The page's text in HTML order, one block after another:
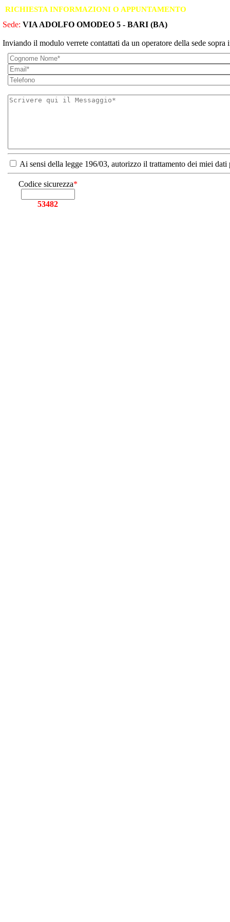
RICHIESTA INFORMAZIONI O APPUNTAMENTO
Sede: VIA ADOLFO OMODEO 5 - BARI (BA)
Inviando il modulo verrete contattati da un operatore della sede sopra
Ai sensi della legge 196/03, autorizzo il trattamento dei miei
Codice sicurezza*
53482